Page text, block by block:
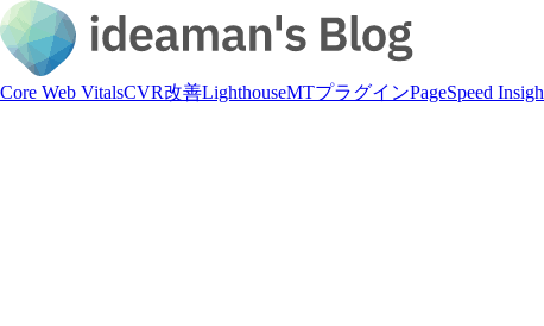
Core Web VitalsCVR改善LighthouseMTプラグインPageSpeed